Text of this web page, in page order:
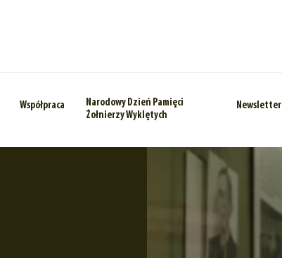
Współpraca
Narodowy Dzień Pamięci
Żołnierzy Wyklętych
Newsletter